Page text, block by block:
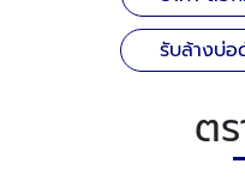
รับล้างบ่อ
ต